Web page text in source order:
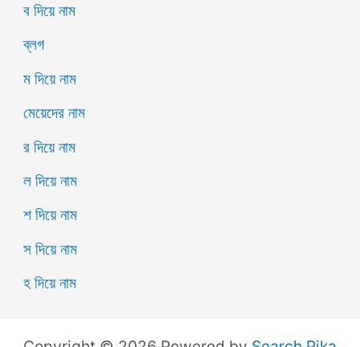
ব দিয়ে নাম
ব্লগ
ম দিয়ে নাম
মেয়েদের নাম
র দিয়ে নাম
ল দিয়ে নাম
শ দিয়ে নাম
স দিয়ে নাম
হ দিয়ে নাম